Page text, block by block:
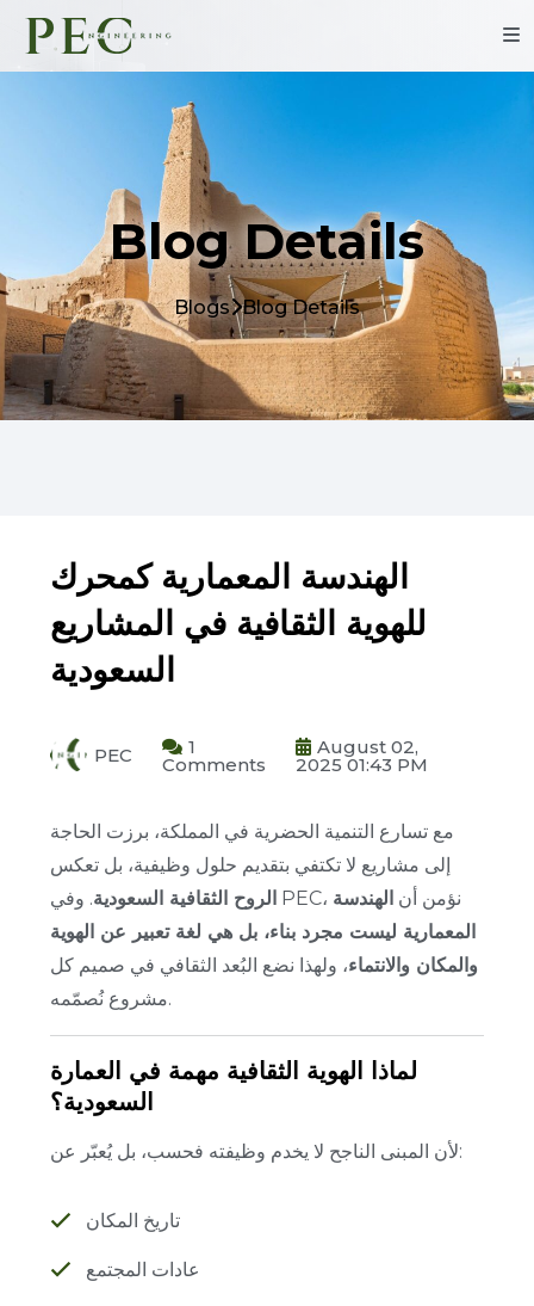
Blog Details
Blogs Blog Details
الهندسة المعمارية كمحرك
للهوية الثقافية في المشاريع
السعودية
PEC 1
Comments
August 02,
2025 01:43 PM
مع تسارع التنمية الحضرية في المملكة، برزت الحاجة
إلى مشاريع لا تكتفي بتقديم حلول وظيفية، بل تعكس
الروح الثقافية السعودية. وفي PEC، نؤمن أن الهندسة
المعمارية ليست مجرد بناء، بل هي لغة تعبير عن الهوية
والمكان والانتماء، ولهذا نضع البُعد الثقافي في صميم كل
مشروع نُصمّمه.
لماذا الهوية الثقافية مهمة في العمارة
السعودية؟
لأن المبنى الناجح لا يخدم وظيفته فحسب، بل يُعبّر عن:
تاريخ المكان
عادات المجتمع